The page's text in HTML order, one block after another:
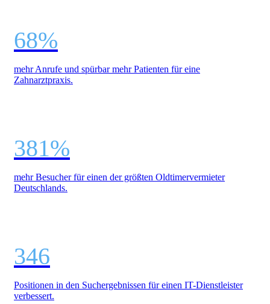
68%
mehr Anrufe und spürbar mehr Patienten für eine
Zahnarztpraxis.
381%
mehr Besucher für einen der größten Oldtimervermieter
Deutschlands.
346
Positionen in den Suchergebnissen für einen IT-Dienstleister
verbessert.